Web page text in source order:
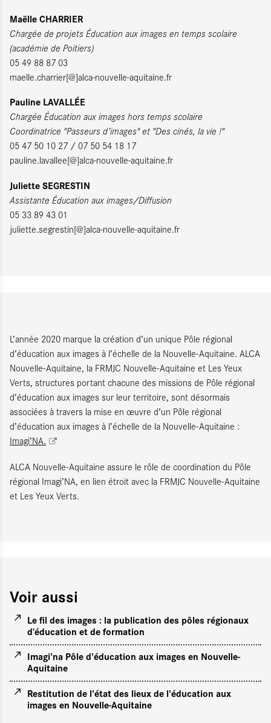
Maëlle CHARRIER
Chargée de projets Éducation aux images en temps scolaire
(académie de Poitiers)
05 49 88 87 03
maelle.charrier[@]alca-nouvelle-aquitaine.fr
Pauline LAVALLÉE
Chargée Éducation aux images hors temps scolaire
Coordinatrice "Passeurs d’images" et "Des cinés, la vie !"
05 47 50 10 27 / 07 50 54 18 17
pauline.lavallee[@]alca-nouvelle-aquitaine.fr
Juliette SEGRESTIN
Assistante Éducation aux images/Diffusion
05 33 89 43 01
juliette.segrestin[@]alca-nouvelle-aquitaine.fr
L’année 2020 marque la création d’un unique Pôle régional
d’éducation aux images à l’échelle de la Nouvelle-Aquitaine. ALCA
Nouvelle-Aquitaine, la FRMJC Nouvelle-Aquitaine et Les Yeux
Verts, structures portant chacune des missions de Pôle régional
d’éducation aux images sur leur territoire, sont désormais
associées à travers la mise en œuvre d’un Pôle régional
d’éducation aux images à l’échelle de la Nouvelle-Aquitaine :
Imagi’NA.
ALCA Nouvelle-Aquitaine assure le rôle de coordination du Pôle
régional Imagi’NA, en lien étroit avec la FRMJC Nouvelle-Aquitaine
et Les Yeux Verts.
Voir aussi
Le fil des images : la publication des pôles régionaux
d’éducation et de formation
Imagi'na Pôle d'éducation aux images en Nouvelle-
Aquitaine
Restitution de l'état des lieux de l'éducation aux
images en Nouvelle-Aquitaine